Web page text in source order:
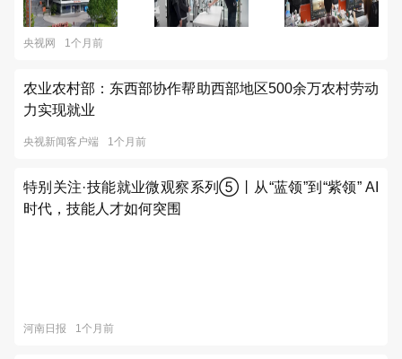
央视网 1个月前
农业农村部：东西部协作帮助西部地区500余万农村劳动
力实现就业
央视新闻客户端 1个月前
特别关注·技能就业微观察系列⑤丨从“蓝领”到“紫领” AI
时代，技能人才如何突围
河南日报 1个月前